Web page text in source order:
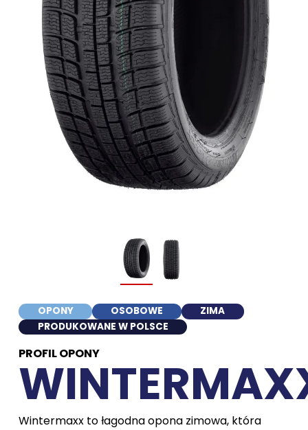
OPONY OSOBOWE
ZIMA
PRODUKOWANE W POLSCE
PROFIL OPONY
Wintermaxx to łagodna opona zimowa, która